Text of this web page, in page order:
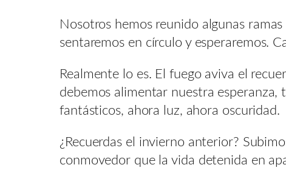
Nosotros hemos reunido algunas
sentaremos en círculo y esperaremos.
Realmente lo es. El fuego aviva el
debemos alimentar nuestra esperanza,
fantásticos, ahora luz, ahora oscuridad.
¿Recuerdas el invierno anterior?
conmovedor que la vida detenida en